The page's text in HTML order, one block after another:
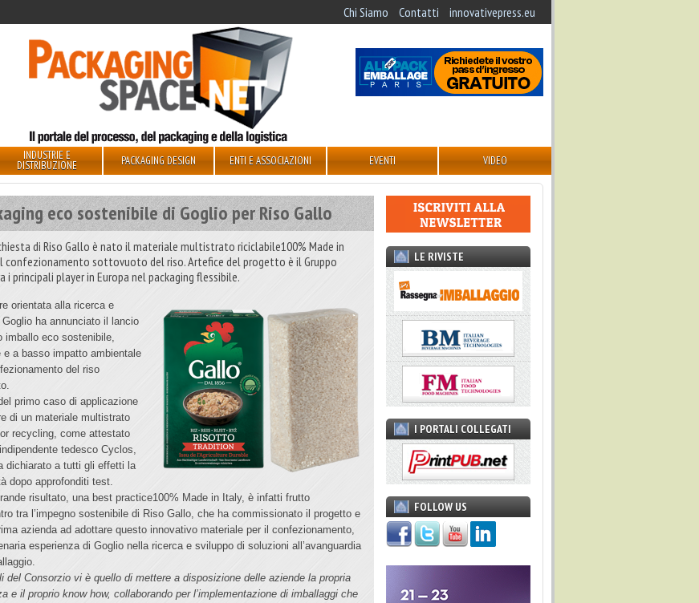
Chi Siamo Contatti innovativepress.eu
INDUSTRIE E
DISTRIBUZIONE PACKAGING DESIGN ENTI E ASSOCIAZIONI EVENTI VIDEO
eco sostenibile di Goglio per Riso Gallo
di Riso Gallo è nato il materiale multistrato riciclabile100% Made in
confezionamento sottovuoto del riso. Artefice del progetto è il Gruppo
i principali player in Europa nel packaging flessibile.
orientata alla ricerca e
ha annunciato il lancio
imballo eco sostenibile,
e a basso impatto ambientale
del riso
primo caso di applicazione
di un materiale multistrato
recycling, come attestato
tedesco Cyclos,
dichiarato a tutti gli effetti la
dopo approfonditi test.
risultato, una best practice100% Made in Italy, è infatti frutto
tra l’impegno sostenibile di Riso Gallo, che ha commissionato il progetto e
azienda ad adottare questo innovativo materiale per il confezionamento,
esperienza di Goglio nella ricerca e sviluppo di soluzioni all’avanguardia
del Consorzio vi è quello di mettere a disposizione delle aziende la propria
e il proprio know how, collaborando per l’implementazione di imballaggi che
LE RIVISTE
I PORTALI COLLEGATI
FOLLOW US